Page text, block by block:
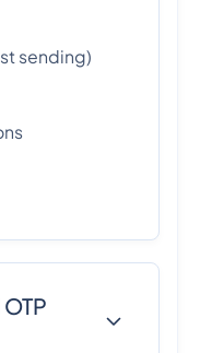
sending)